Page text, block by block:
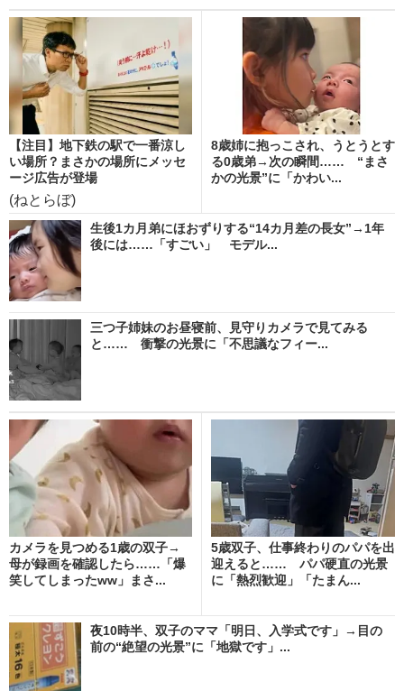
【注目】地下鉄の駅で一番涼し
い場所？まさかの場所にメッセ
ージ広告が登場
(ねとらぼ)
8歳姉に抱っこされ、うとうとす
る0歳弟→次の瞬間…… “まさ
かの光景”に「かわい...
生後1カ月弟にほおずりする“14カ月差の長女”→1年
後には……「すごい」 モデル...
三つ子姉妹のお昼寝前、見守りカメラで見てみる
と…… 衝撃の光景に「不思議なフィー...
カメラを見つめる1歳の双子→
母が録画を確認したら……「爆
笑してしまったww」まさ...
5歳双子、仕事終わりのパパを出
迎えると…… パパ硬直の光景
に「熱烈歓迎」「たまん...
夜10時半、双子のママ「明日、入学式です」→目の
前の“絶望の光景”に「地獄です」...